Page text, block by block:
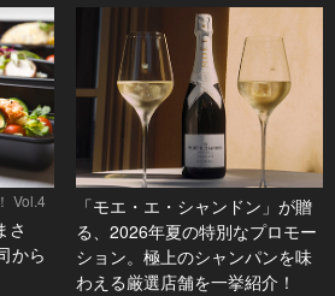
Vol.4
さ
から
「モエ・エ・シャンドン」が贈
る、2026年夏の特別なプロモー
ション。極上のシャンパンを味
わえる厳選店舗を一挙紹介！